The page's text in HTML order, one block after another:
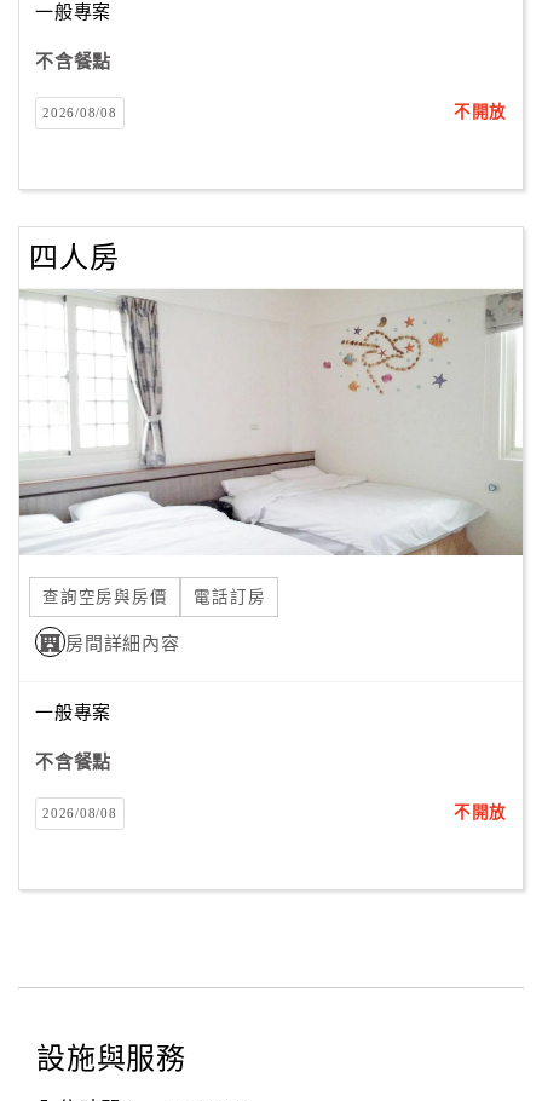
員
戶
客
服
聯
Line
線
上
客
服
紅
利
查
訂
房
Q&A
一般專案
不含餐點
2026/08/08 不開放
四人房
查詢空房與房價 電話訂房
房間詳細內容
一般專案
不含餐點
2026/08/08 不開放
設施與服務